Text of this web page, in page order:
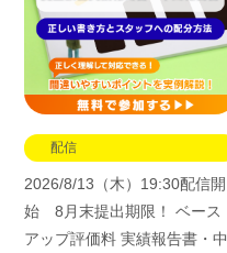
配信
2026/8/13（木）19:30配信開
始 8月末提出期限！ ベース
アップ評価料 実績報告書・中